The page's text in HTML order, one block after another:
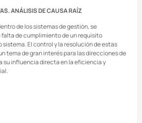
ANÁLISIS DE CAUSA RAÍZ​
de los sistemas de gestión, se
de cumplimiento de un requisito
El control y la resolución de estas
tema de gran interés para las direcciones de
su influencia directa en la eficiencia y